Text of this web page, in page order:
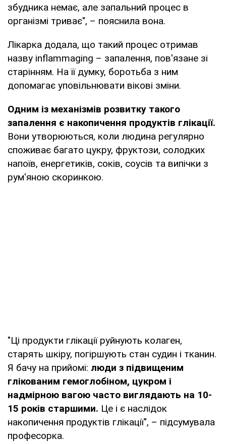
збудника немає, але запальний процес в
організмі триває", – пояснила вона.
Лікарка додала, що такий процес отримав
назву inflammaging – запалення, пов'язане зі
старінням. На її думку, боротьба з ним
допомагає уповільнювати вікові зміни.
Одним із механізмів розвитку такого
запалення є накопичення продуктів глікації.
Вони утворюються, коли людина регулярно
споживає багато цукру, фруктози, солодких
напоїв, енергетиків, соків, соусів та випічки з
рум'яною скоринкою.
"Ці продукти глікації руйнують колаген,
старять шкіру, погіршують стан судин і тканин.
Я бачу на прийомі: люди з підвищеним
глікованим гемоглобіном, цукром і
надмірною вагою часто виглядають на 10-
15 років старшими. Це і є наслідок
накопичення продуктів глікації", – підсумувала
професорка.